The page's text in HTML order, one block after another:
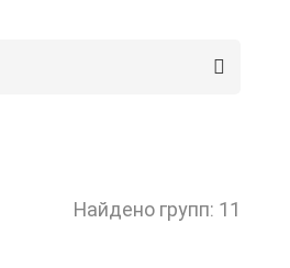
Найдено групп: 11